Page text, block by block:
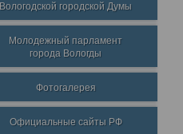
Вологодской городской Думы
Молодежный парламент
города Вологды
Фотогалерея
Официальные сайты РФ